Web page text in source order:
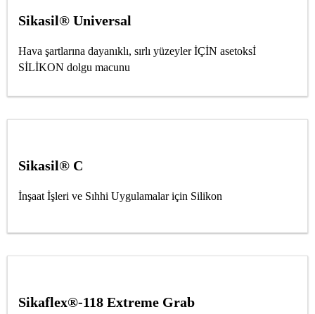
Sikasil® Universal
Hava şartlarına dayanıklı, sırlı yüzeyler İÇİN asetoksİ
SİLİKON dolgu macunu
Sikasil® C
İnşaat İşleri ve Sıhhi Uygulamalar için Silikon
Sikaflex®-118 Extreme Grab